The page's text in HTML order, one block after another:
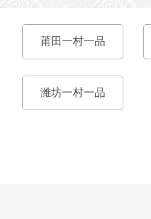
莆田一村一品
潍坊一村一品